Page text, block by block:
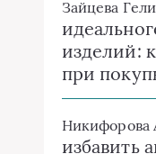
Зайцева
изделий:
при
Никифорова
избавить